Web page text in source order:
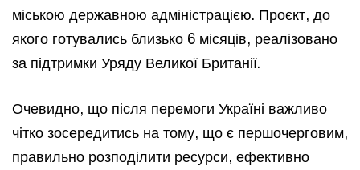
міською державною адміністрацією. Проєкт, до
якого готувались близько 6 місяців, реалізовано
за підтримки Уряду Великої Британії.
Очевидно, що після перемоги Україні важливо
чітко зосередитись на тому, що є першочерговим,
правильно розподілити ресурси, ефективно